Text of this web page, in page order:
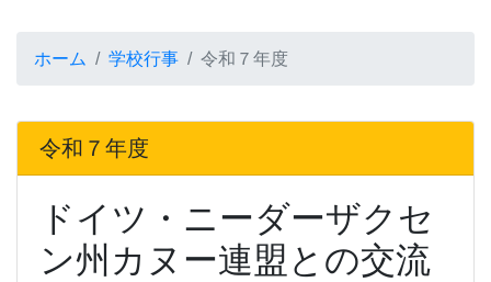
ホーム 学校行事 令和７年度
令和７年度
ドイツ・ニーダーザクセ
ン州カヌー連盟との交流